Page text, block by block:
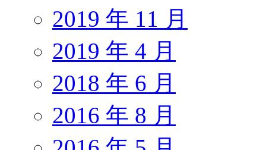
2019 年 11 月
2019 年 4 月
2018 年 6 月
2016 年 8 月